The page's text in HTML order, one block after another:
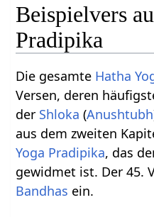
Beispielvers
Pradipika
Die gesamte Hatha
Versen, deren
der Shloka (Anushtubh
aus dem zweiten
Yoga Pradipika, das
gewidmet ist. Der 45.
Bandhas ein.